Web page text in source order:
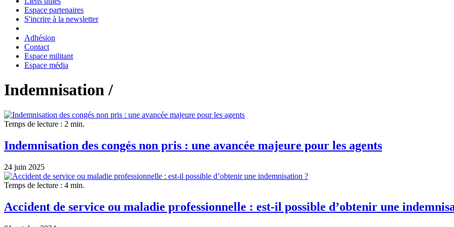
Espace partenaires
S'incrire à la newsletter
Adhésion
Contact
Espace militant
Espace média
Indemnisation /
Temps de lecture : 2 min.
Indemnisation des congés non pris : une avancée majeure pour les agents
24 juin 2025
Temps de lecture : 4 min.
Accident de service ou maladie professionnelle : est-il possible d’obtenir une